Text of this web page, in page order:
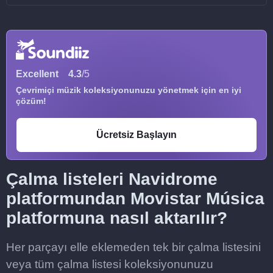
Excellent 4.3/5
Çevrimiçi müzik koleksiyonunuzu yönetmek için en iyi
çözüm!
Ücretsiz Başlayın
Çalma listeleri Navidrome
platformundan Movistar Música
platformuna nasıl aktarılır?
Her parçayı elle eklemeden tek bir çalma listesini
veya tüm çalma listesi koleksiyonunuzu